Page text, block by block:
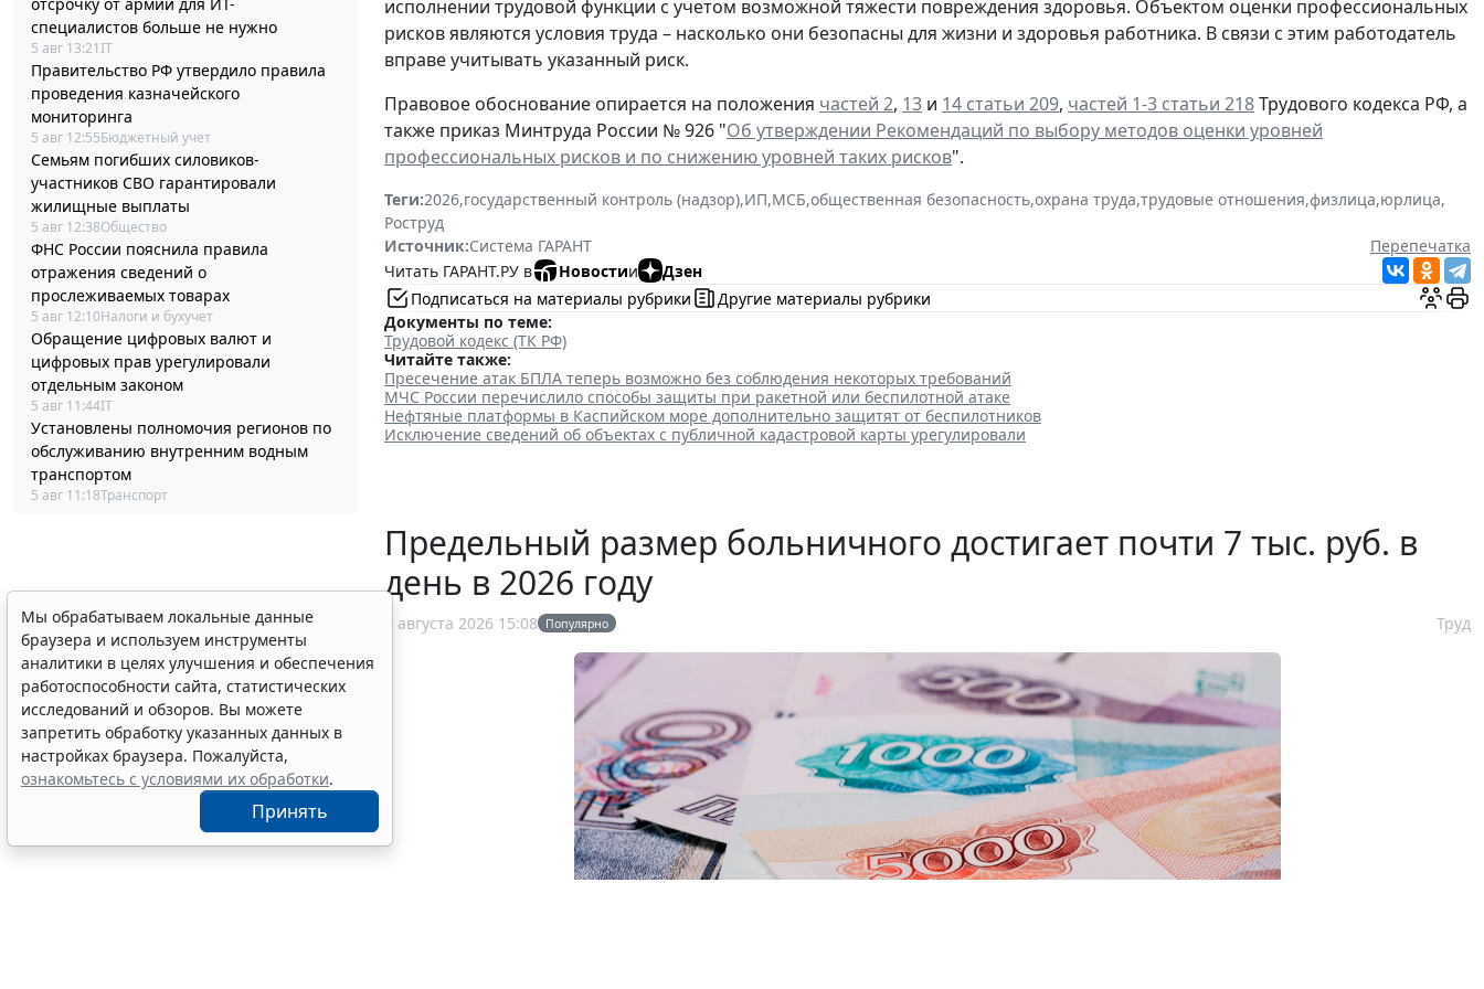
специалистов больше не нужно
5 авг 13:21IT
Правительство РФ утвердило правила
проведения казначейского
мониторинга
5 авг 12:55Бюджетный учет
Семьям погибших силовиков-
участников СВО гарантировали
жилищные выплаты
5 авг 12:38Общество
ФНС России пояснила правила
отражения сведений о
прослеживаемых товарах
5 авг 12:10Налоги и бухучет
Обращение цифровых валют и
цифровых прав урегулировали
отдельным законом
5 авг 11:44IT
Установлены полномочия регионов по
обслуживанию внутренним водным
транспортом
5 авг 11:18Транспорт
исполнении трудовой функции с учетом возможной тяжести повреждения здоровья. Объектом оценки профессиональных
рисков являются условия труда – насколько они безопасны для жизни и здоровья работника. В связи с этим работодатель
вправе учитывать указанный риск.
Правовое обоснование опирается на положения частей 2, 13 и 14 статьи 209, частей 1-3 статьи 218Трудового кодекса РФ, а
также приказ Минтруда России № 926 "Об утверждении Рекомендаций по выбору методов оценки уровней
профессиональных рисков и по снижению уровней таких рисков".
Теги:2026,государственный контроль (надзор),ИП,МСБ,общественная безопасность,охрана труда,трудовые отношения,физлица,юрлица,
Роструд
Источник:Система ГАРАНТ
Перепечатка
Читать ГАРАНТ.РУ в
Новостии
Дзен
Подписаться на материалы рубрики
Другие материалы рубрики
Документы по теме:
Трудовой кодекс (ТК РФ)
Читайте также:
Пресечение атак БПЛА теперь возможно без соблюдения некоторых требований
МЧС России перечислило способы защиты при ракетной или беспилотной атаке
Нефтяные платформы в Каспийском море дополнительно защитят от беспилотников
Исключение сведений об объектах с публичной кадастровой карты урегулировали
Предельный размер больничного достигает почти 7 тыс. руб. в
день в 2026 году
5 августа 2026 15:08 Популярно Труд
Мы обрабатываем локальные данные
браузера и используем инструменты
аналитики в целях улучшения и обеспечения
работоспособности сайта, статистических
исследований и обзоров. Вы можете
запретить обработку указанных данных в
настройках браузера. Пожалуйста,
ознакомьтесь с условиями их обработки.
Принять